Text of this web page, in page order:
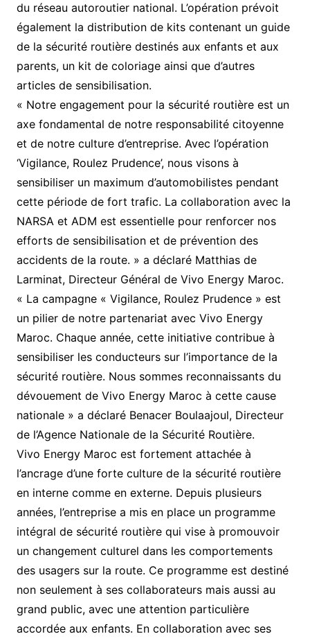
du réseau autoroutier national. L’opération prévoit
également la distribution de kits contenant un guide
de la sécurité routière destinés aux enfants et aux
parents, un kit de coloriage ainsi que d’autres
articles de sensibilisation.
« Notre engagement pour la sécurité routière est un
axe fondamental de notre responsabilité citoyenne
et de notre culture d’entreprise. Avec l’opération
‘Vigilance, Roulez Prudence’, nous visons à
sensibiliser un maximum d’automobilistes pendant
cette période de fort trafic. La collaboration avec la
NARSA et ADM est essentielle pour renforcer nos
efforts de sensibilisation et de prévention des
accidents de la route. » a déclaré Matthias de
Larminat, Directeur Général de Vivo Energy Maroc.
« La campagne « Vigilance, Roulez Prudence » est
un pilier de notre partenariat avec Vivo Energy
Maroc. Chaque année, cette initiative contribue à
sensibiliser les conducteurs sur l’importance de la
sécurité routière. Nous sommes reconnaissants du
dévouement de Vivo Energy Maroc à cette cause
nationale » a déclaré Benacer Boulaajoul, Directeur
de l’Agence Nationale de la Sécurité Routière.
Vivo Energy Maroc est fortement attachée à
l’ancrage d’une forte culture de la sécurité routière
en interne comme en externe. Depuis plusieurs
années, l’entreprise a mis en place un programme
intégral de sécurité routière qui vise à promouvoir
un changement culturel dans les comportements
des usagers sur la route. Ce programme est destiné
non seulement à ses collaborateurs mais aussi au
grand public, avec une attention particulière
accordée aux enfants. En collaboration avec ses